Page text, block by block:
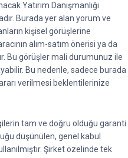
Yatırım Danışmanlığı
Burada yer alan yorum ve
kişisel görüşlerine
alım-satım önerisi ya da
Bu görüşler mali durumunuz ile
Bu nedenle, sadece burada
verilmesi beklentilerinize
tam ve doğru olduğu garanti
düşünülen, genel kabul
Şirket özelinde tek